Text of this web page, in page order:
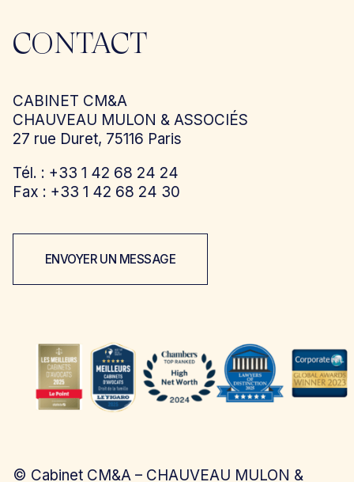
CONTACT
CABINET CM&A
CHAUVEAU MULON & ASSOCIÉS
27 rue Duret, 75116 Paris
Tél. : +33 1 42 68 24 24
Fax : +33 1 42 68 24 30
ENVOYER UN MESSAGE
© Cabinet CM&A – CHAUVEAU MULON &